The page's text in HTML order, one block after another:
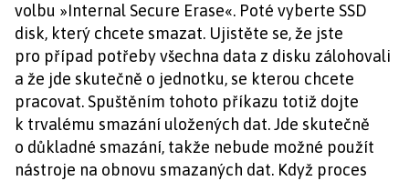
volbu »Internal Secure Erase«. Poté vyberte SSD
disk, který chcete smazat. Ujistěte se, že jste
pro případ potřeby všechna data z disku zálohovali
a že jde skutečně o jednotku, se kterou chcete
pracovat. Spuštěním tohoto příkazu totiž dojte
k trvalému smazání uložených dat. Jde skutečně
o důkladné smazání, takže nebude možné použít
nástroje na obnovu smazaných dat. Když proces